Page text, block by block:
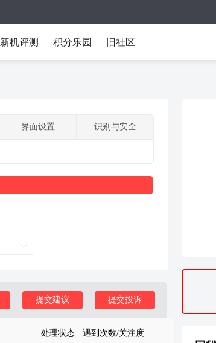
新机评测 积分乐园 旧社区
界面设置 识别与安全
提交投诉
提交建议
处理状态 遇到次数/关注度